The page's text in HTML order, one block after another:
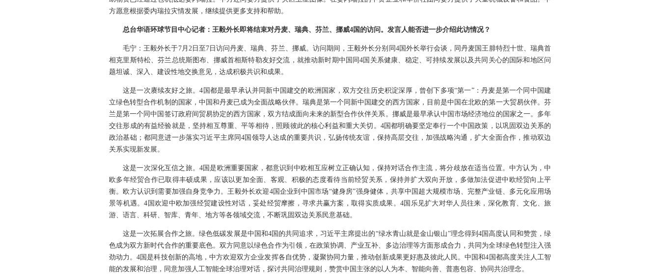
方愿意根据委内瑞拉灾情发展，继续提供更多支持和帮助。
总台华语环球节目中心记者：王毅外长即将结束对丹麦、瑞典、芬兰、挪威4国的访问。发言人能否进一步介绍此访情况？
毛宁：王毅外长于7月2日至7日访问丹麦、瑞典、芬兰、挪威。访问期间，王毅外长分别同4国外长举行会谈，同丹麦国王腓特烈十世、瑞典首
相克里斯特松、芬兰总统斯图布、挪威首相斯特勒友好交流，就推动新时期中国同4国关系健康、稳定、可持续发展以及共同关心的国际和地区问
题坦诚、深入、建设性地交换意见，达成积极共识和成果。
这是一次赓续友好之旅。4国都是最早承认并同新中国建交的欧洲国家，双方交往历史积淀深厚，曾创下多项“第一”：丹麦是第一个同中国建
立绿色转型合作机制的国家，中国和丹麦已成为全面战略伙伴。瑞典是第一个同新中国建交的西方国家，目前是中国在北欧的第一大贸易伙伴。芬
兰是第一个同中国签订政府间贸易协定的西方国家，双方结成面向未来的新型合作伙伴关系。挪威是最早承认中国市场经济地位的国家之一。多年
交往形成的有益经验就是，坚持相互尊重、平等相待，照顾彼此的核心利益和重大关切。4国都明确要坚定奉行一个中国政策，以巩固双边关系的
政治基础；都同意进一步落实习近平主席同4国领导人达成的重要共识，弘扬传统友谊，保持高层交往，加强战略沟通，扩大全面合作，推动双边
关系实现新发展。
这是一次深化互信之旅。4国是欧洲重要国家，都意识到中欧相互应树立正确认知，保持对话合作主流，将分歧放在适当位置。中方认为，中
欧多年经贸合作已取得丰硕成果，应该以更加全面、客观、积极的态度看待当前经贸关系，保持并扩大双向开放，多做加法促进中欧经贸向上平
衡。欧方认识到需要加强自身竞争力。王毅外长欢迎4国企业到中国市场“健身房”强身健体，共享中国超大规模市场、完整产业链、多元化应用场
景等机遇。4国欢迎中欧加强经贸建设性对话，妥处经贸摩擦，寻求共赢方案，取得实质成果。4国乐见扩大对华人员往来，深化教育、文化、旅
游、语言、科研、智库、青年、地方等各领域交流，不断巩固双边关系民意基础。
这是一次拓展合作之旅。绿色低碳发展是中国和4国的共同追求，习近平主席提出的“绿水青山就是金山银山”理念得到4国高度认同和赞赏，绿
色成为双方新时代合作的重要底色。双方同意以绿色合作为引领，在政策协调、产业互补、多边治理等方面形成合力，共同为全球绿色转型注入强
劲动力。4国是科技创新的高地，中方欢迎双方企业发挥各自优势，凝聚协同力量，推动创新成果更好惠及彼此人民。中国和4国都高度关注人工智
能的发展和治理，同意加强人工智能全球治理对话，探讨共同治理规则，赞赏中国主张的以人为本、智能向善、普惠包容、协同共治理念。